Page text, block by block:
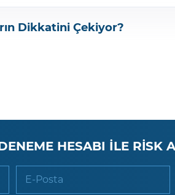
Dikkatini Çekiyor?
HESABI İLE RİSK
E-Posta